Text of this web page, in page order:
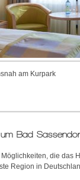
am Kurpark
Bad
die das
Region in